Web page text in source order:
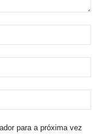
para a próxima vez